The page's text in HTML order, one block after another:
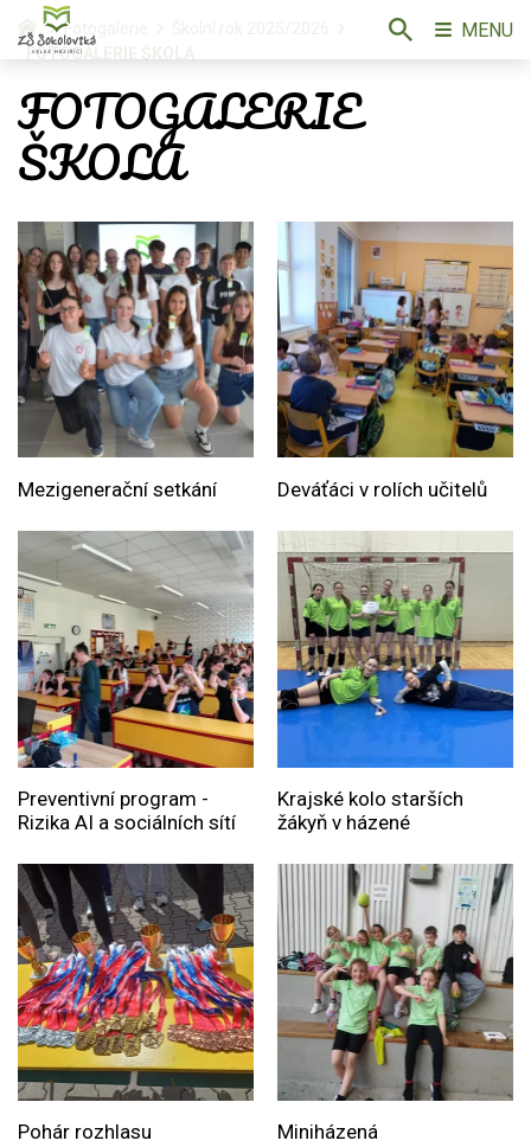
Fotogalerie
FOTOGALERIE ŠKOLA
FOTOGALERIE
ŠKOLA
Mezigenerační setkání Deváťáci v rolích učitelů
Preventivní program -
Rizika AI a sociálních sítí
Krajské kolo starších
žákyň v házené
Pohár rozhlasu Miniházená
MENU